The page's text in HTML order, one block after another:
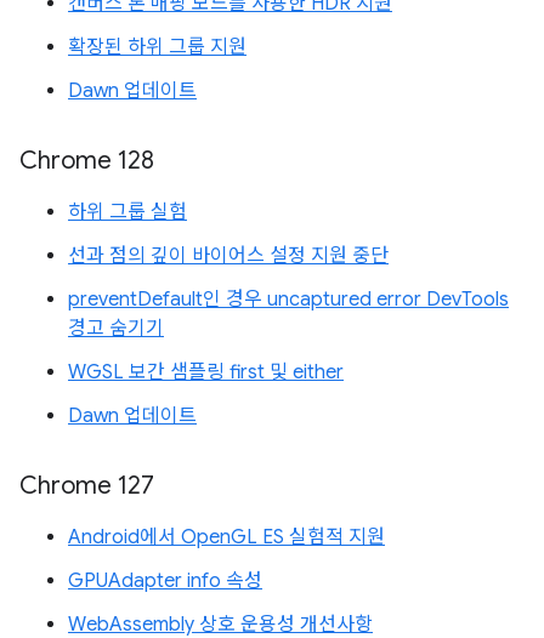
확장된 하위 그룹 지원
Dawn 업데이트
Chrome 128
하위 그룹 실험
선과 점의 깊이 바이어스 설정 지원 중단
preventDefault인 경우 uncaptured error DevTools
경고 숨기기
WGSL 보간 샘플링 first 및 either
Dawn 업데이트
Chrome 127
Android에서 OpenGL ES 실험적 지원
GPUAdapter info 속성
WebAssembly 상호 운용성 개선사항